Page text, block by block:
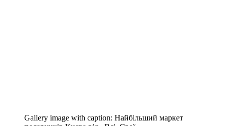
Gallery image with caption: Найбільший маркет